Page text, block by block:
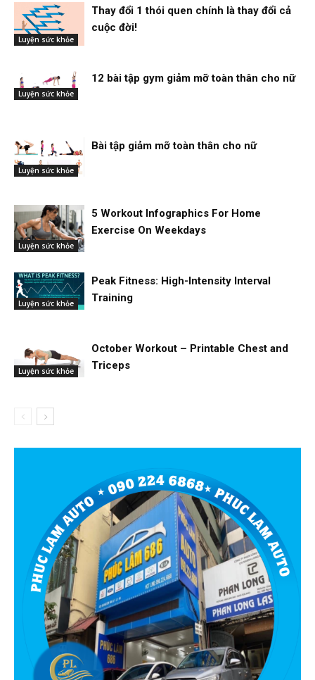
Luyện sức khỏe
Thay đổi 1 thói quen chính là thay đổi cả
cuộc đời!
Luyện sức khỏe
12 bài tập gym giảm mỡ toàn thân cho nữ
Luyện sức khỏe
Bài tập giảm mỡ toàn thân cho nữ
Luyện sức khỏe
5 Workout Infographics For Home
Exercise On Weekdays
Luyện sức khỏe
Peak Fitness: High-Intensity Interval
Training
Luyện sức khỏe
October Workout – Printable Chest and
Triceps